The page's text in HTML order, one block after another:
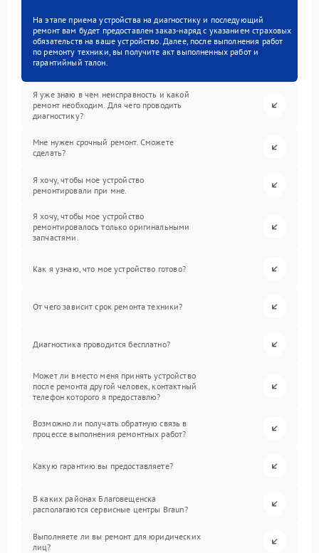
На этапе приема устройства на диагностику и последующий
ремонт вам будет предоставлен заказ-наряд с указанием страховых
обязательств на ваше устройство. Далее, после выполнения работ
по ремонту техники, вы получите акт выполненных работ и
гарантийный талон.
Я уже знаю в чем неисправность и какой
ремонт необходим. Для чего проводить
диагностику?
Мне нужен срочный ремонт. Сможете
сделать?
Я хочу, чтобы мое устройство
ремонтировали при мне.
Я хочу, чтобы мое устройство
ремонтировалось только оригинальными
запчастями.
Как я узнаю, что мое устройство готово?
От чего зависит срок ремонта техники?
Диагностика проводится бесплатно?
Может ли вместо меня принять устройство
после ремонта другой человек, контактный
телефон которого я предоставлю?
Возможно ли получать обратную связь в
процессе выполнения ремонтных работ?
Какую гарантию вы предоставляете?
В каких районах Благовещенска
располагаются сервисные центры Braun?
Выполняете ли вы ремонт для юридических
лиц?